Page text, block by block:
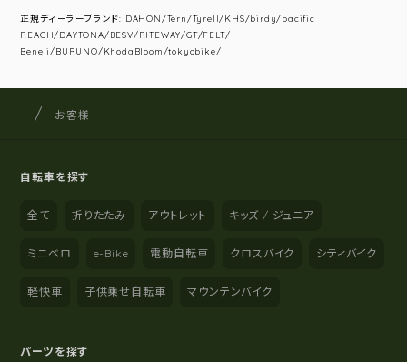
正規ディーラーブランド: DAHON/Tern/Tyrell/KHS/birdy/pacific
REACH/DAYTONA/BESV/RITEWAY/GT/FELT/
Beneli/BURUNO/KhodaBloom/tokyobike/
サイト内の現在地
サイクルショップナカゴヤ
お客様
自転車を探す
全て 折りたたみ アウトレット キッズ / ジュニア
ミニベロ e-Bike 電動自転車 クロスバイク シティバイク
軽快車 子供乗せ自転車 マウンテンバイク
パーツを探す